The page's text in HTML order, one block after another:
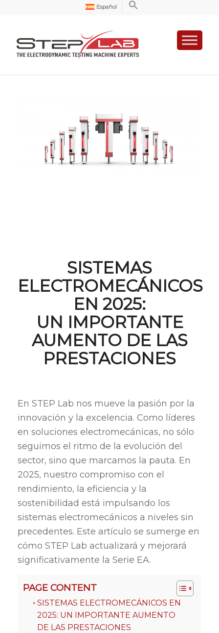
Español
SISTEMAS
ELECTROMECÁNICOS
EN 2025:
UN IMPORTANTE
AUMENTO DE LAS
PRESTACIONES
En STEP Lab nos mueve la pasión por la
innovación y la excelencia. Como líderes
en soluciones electromecánicas, no sólo
seguimos el ritmo de la evolución del
sector, sino que marcamos la pauta. En
2025, nuestro compromiso con el
rendimiento, la eficiencia y la
sostenibilidad está impulsando los
sistemas electromecánicos a niveles sin
precedentes. Este artículo se sumerge en
cómo STEP Lab actualizará y mejorará
significativamente la Serie EA.
PAGE CONTENT
SISTEMAS ELECTROMECÁNICOS EN
2025: UN IMPORTANTE AUMENTO
DE LAS PRESTACIONES